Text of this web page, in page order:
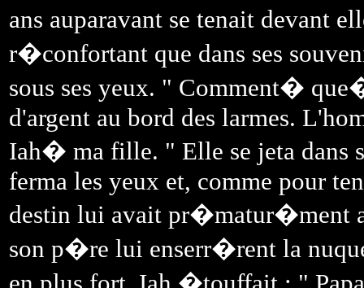
ans auparavant se tenait devant
r�confortant que dans ses
sous ses yeux. " Comment�
d'argent au bord des larmes.
Iah� ma fille. " Elle se jeta dans
ferma les yeux et, comme pour
destin lui avait pr�matur�ment
son p�re lui enserr�rent la